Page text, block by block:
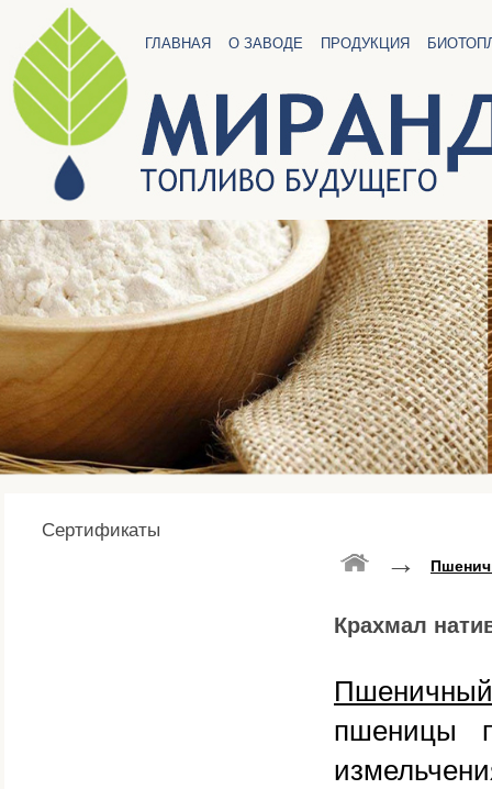
ГЛАВНАЯ О ЗАВОДЕ ПРОДУКЦИЯ
→
Крахмал
пшеницы
Сертификаты